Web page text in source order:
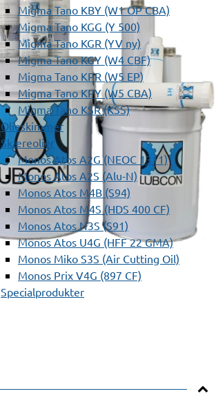
Migma Tano KBY (W1 OP CBA)
Migma Tano KGG (Y 500)
Migma Tano KGR (YV ny)
Migma Tano KGY (W4 CBF)
Migma Tano KPR (W5 EP)
Migma Tano KPY (W5 CBA)
Migma Tano KSR (KSS)
Olieskimmer
Skæreolier
Monos Atos A2G (NEOC 1311)
Monos Atos A2S (Alu-N)
Monos Atos M4B (S94)
Monos Atos M4S (HDS 400 CF)
Monos Atos N3S (S91)
Monos Atos U4G (HFF 22 GMA)
Monos Miko S3S (Air Cutting Oil)
Monos Prix V4G (897 CF)
Specialprodukter